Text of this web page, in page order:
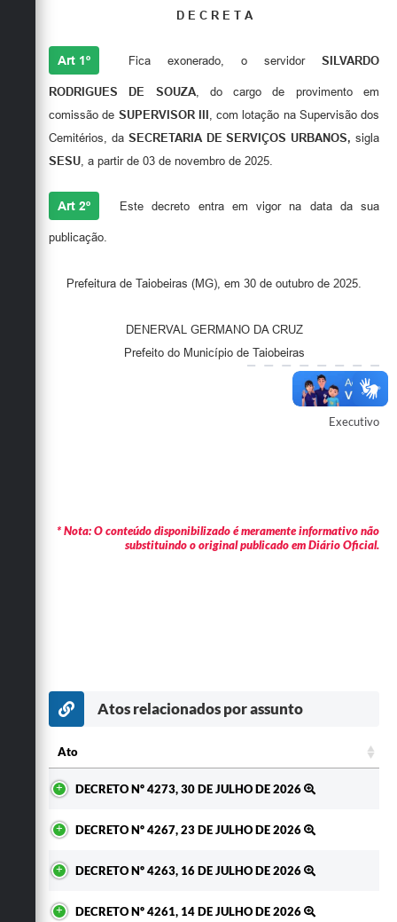
Links
Telefones Úteis
Sala M. do Empreendedor
Secretarias
D E C R E T A
Art 1º Fica exonerado, o servidor SILVARDO
RODRIGUES DE SOUZA, do cargo de provimento em
comissão de SUPERVISOR III
, com lotação na Supervisão dos
Cemitérios, daSECRETARIA DE SERVIÇOS URBANOS,sigla
SESU , a partir de 03 de novembro de 2025.
Art 2º Este decreto entra em vigor na data da sua
publicação.
Prefeitura de Taiobeiras (MG), em 30 de outubro de 2025.
DENERVAL GERMANO DA CRUZ
Prefeito do Município de Taiobeiras
Autor
Executivo
* Nota: O conteúdo disponibilizado é meramente informativo não
substituindo o original publicado em Diário Oficial.
Atos relacionados por assunto
Ato
DECRETO Nº 4273, 30 DE JULHO DE 2026
DECRETO Nº 4267, 23 DE JULHO DE 2026
DECRETO Nº 4263, 16 DE JULHO DE 2026
DECRETO Nº 4261, 14 DE JULHO DE 2026